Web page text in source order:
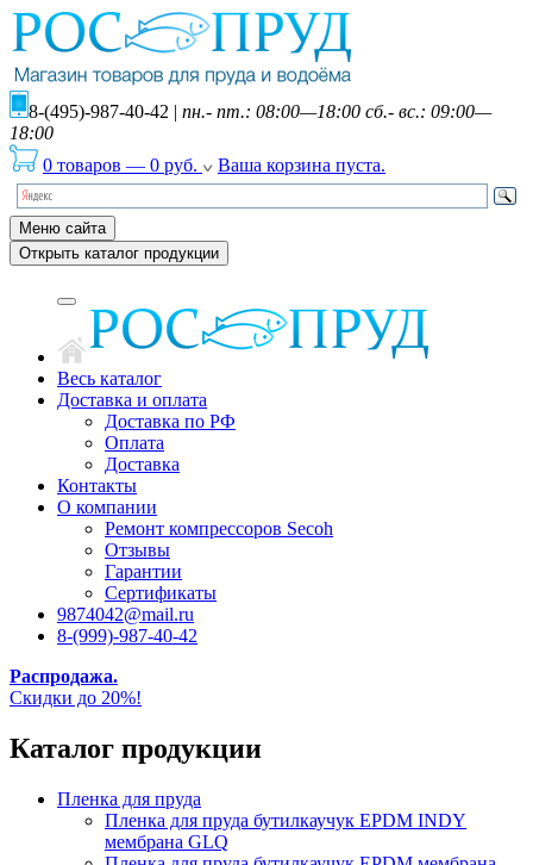
8-(495)-987-40-42 | пн.- пт.: 08:00—18:00 сб.- вс.: 09:00—
18:00
0 товаров — 0 руб. Ваша корзина пуста.
Меню сайта
Открыть каталог продукции
Весь каталог
Доставка и оплата
Доставка по РФ
Оплата
Доставка
Контакты
О компании
Ремонт компрессоров Secoh
Отзывы
Гарантии
Сертификаты
9874042@mail.ru
8-(999)-987-40-42
Распродажа.
Скидки до 20%!
Каталог продукции
Пленка для пруда
Пленка для пруда бутилкаучук EPDM INDY
мембрана GLQ